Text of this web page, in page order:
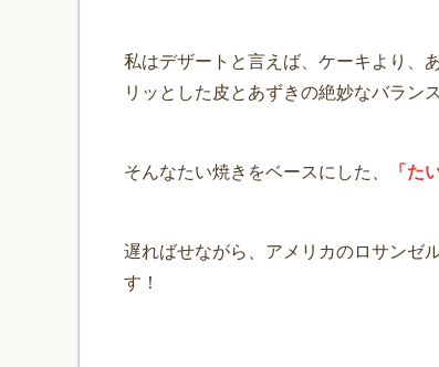
私はデザートと言えば、ケーキより、
リッとした皮とあずきの絶妙なバラン
そんなたい焼きをベースにした、 「た
遅ればせながら、アメリカのロサンゼ
す！